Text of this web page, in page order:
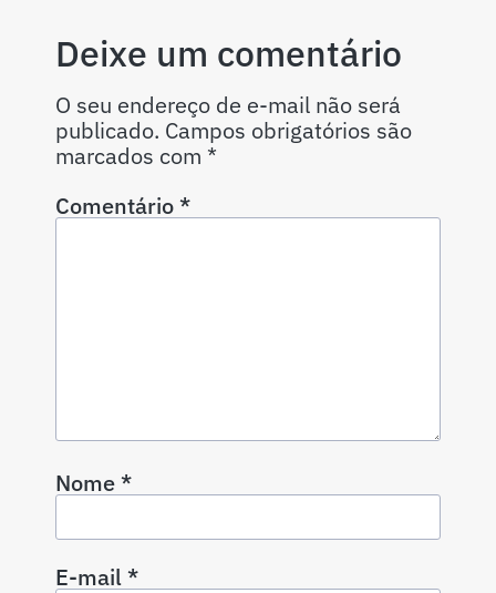
Deixe um comentário
O seu endereço de e-mail não será
publicado. Campos obrigatórios são
marcados com *
Comentário*
Nome*
E-mail*